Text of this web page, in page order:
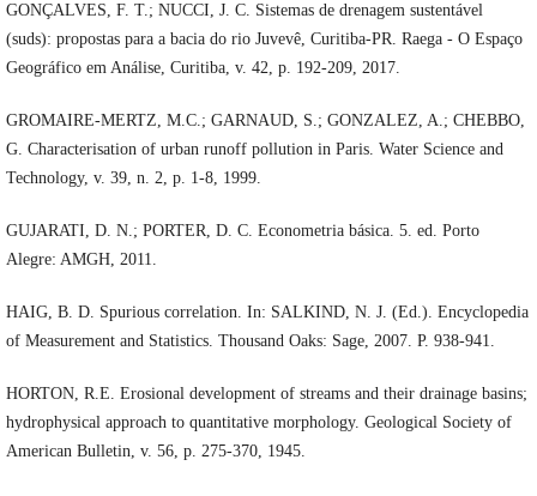
GONÇALVES, F. T.; NUCCI, J. C. Sistemas de drenagem sustentável
(suds): propostas para a bacia do rio Juvevê, Curitiba-PR. Raega - O Espaço
Geográfico em Análise, Curitiba, v. 42, p. 192-209, 2017.
GROMAIRE-MERTZ, M.C.; GARNAUD, S.; GONZALEZ, A.; CHEBBO,
G. Characterisation of urban runoff pollution in Paris. Water Science and
Technology, v. 39, n. 2, p. 1-8, 1999.
GUJARATI, D. N.; PORTER, D. C. Econometria básica. 5. ed. Porto
Alegre: AMGH, 2011.
HAIG, B. D. Spurious correlation. In: SALKIND, N. J. (Ed.). Encyclopedia
of Measurement and Statistics. Thousand Oaks: Sage, 2007. P. 938-941.
HORTON, R.E. Erosional development of streams and their drainage basins;
hydrophysical approach to quantitative morphology. Geological Society of
American Bulletin, v. 56, p. 275-370, 1945.